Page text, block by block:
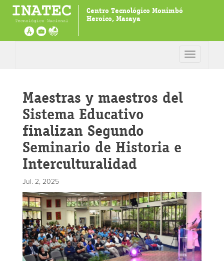
Centro Tecnológico Monimbó
Heroico, Masaya
Toggle
Maestras y maestros del
Sistema Educativo
finalizan Segundo
Seminario de Historia e
Interculturalidad
Jul. 2, 2025